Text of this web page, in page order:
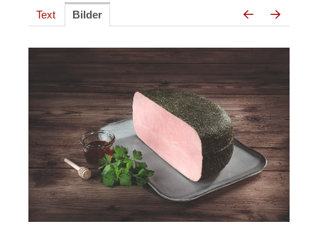
MEDIA
ÜBER UNS
KONTAKT
Text Bilder